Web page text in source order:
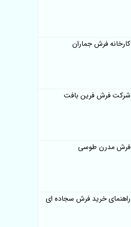
کارخانه فرش جماران
شرکت فرش فرین بافت
فرش مدرن طوسی
راهنمای خرید فرش سجاده ای